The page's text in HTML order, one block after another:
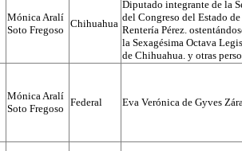
Mónica Aralí
Soto Fregoso
Chihuahua
Diputado integrante de la
del Congreso del Estado
Rentería Pérez.
la Sexagésima Octava
de Chihuahua. y otras
Mónica Aralí
Soto Fregoso
Federal Eva Verónica de Gyves